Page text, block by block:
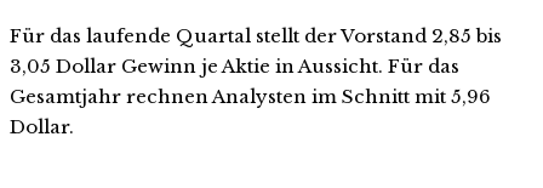
Für das laufende Quartal stellt der Vorstand 2,85 bis
3,05 Dollar Gewinn je Aktie in Aussicht. Für das
Gesamtjahr rechnen Analysten im Schnitt mit 5,96
Dollar.